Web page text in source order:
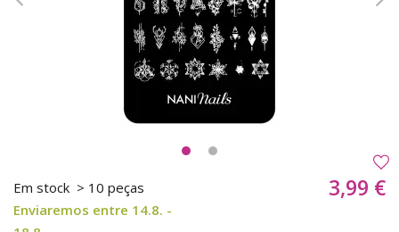
Em stock > 10 peças
Enviaremos entre 14.8. -
3,99 €